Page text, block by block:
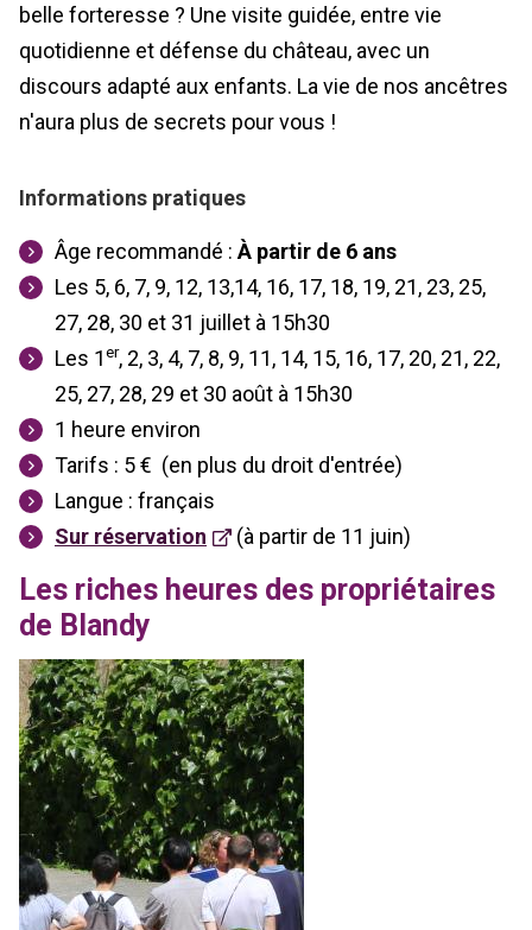
belle forteresse ? Une visite guidée, entre vie
quotidienne et défense du château, avec un
discours adapté aux enfants. La vie de nos ancêtres
n'aura plus de secrets pour vous !
Informations pratiques
Âge recommandé : À partir de 6 ans
Les 5, 6, 7, 9, 12, 13,14, 16, 17, 18, 19, 21, 23, 25,
27, 28, 30 et 31 juillet à 15h30
Les 1er, 2, 3, 4, 7, 8, 9, 11, 14, 15, 16, 17, 20, 21, 22,
25, 27, 28, 29 et 30 août à 15h30
1 heure environ
Tarifs : 5 € (en plus du droit d'entrée)
Langue : français
Sur réservation
(à partir de 11 juin)
Les riches heures des propriétaires
de Blandy